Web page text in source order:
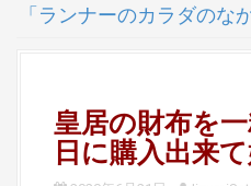
「ランナーのカラダのな
皇居の財布を
日に購入出来